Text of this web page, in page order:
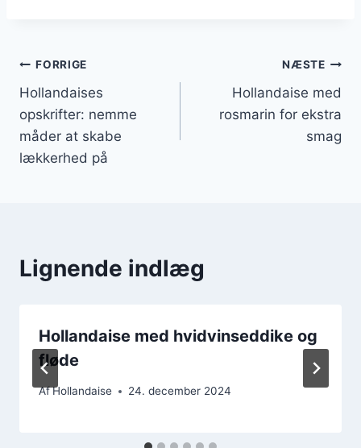
Indlægsnavigation
FORRIGE
Hollandaises
opskrifter: nemme
måder at skabe
lækkerhed på
NÆSTE
Hollandaise med
rosmarin for ekstra
smag
Lignende indlæg
Hollandaise med hvidvinseddike og
fløde
AfHollandaise 24. december 2024